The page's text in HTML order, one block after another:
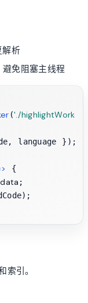
解析
免阻塞主线程
('./
language });
{
data ;
索引。